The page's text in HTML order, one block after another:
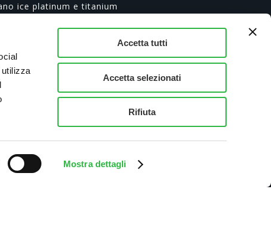
Mostra dettagli
Accetta tutti
Accetta selezionati
Rifiuta
ice platinum e titanium
Alma laser
Osteopatiche